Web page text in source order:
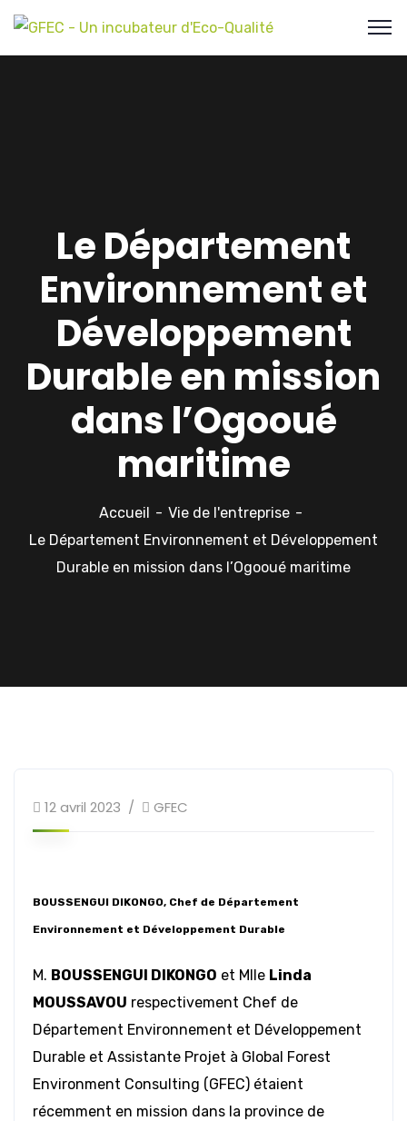
Le Département
Environnement et
Développement
Durable en mission
dans l’Ogooué
maritime
Accueil
Vie de l'entreprise
Le Département Environnement et Développement
Durable en mission dans l’Ogooué maritime
12 avril 2023 GFEC
BOUSSENGUI DIKONGO, Chef de Département
Environnement et Développement Durable
M. BOUSSENGUI DIKONGO et Mlle Linda
MOUSSAVOU respectivement Chef de
Département Environnement et Développement
Durable et Assistante Projet à Global Forest
Environment Consulting (GFEC) étaient
récemment en mission dans la province de